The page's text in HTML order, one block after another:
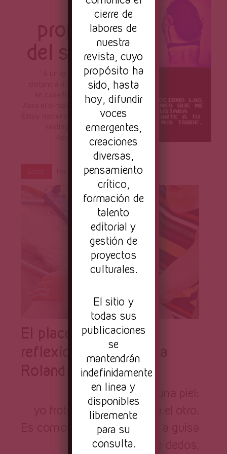
Página
A
propósito
del sexting
A un querido amigo en la
distancia 4:26 pm Estoy sola
en casa frente a mi lap top.
Abro el e-mail y escribo. “Hola.
Estoy haciendo una nota sobre
sexting. ¿Me ayudarías?
Adjunto una foto […]
Primera Página Dic 2, 2016
El placer del texto:
reflexiones en torno a
Roland Barthes
El lenguaje es una piel:
yo froto mi lengua contra el otro.
Es como si tuviera palabras a guisa
cierre de
labores de
nuestra
revista, cuyo
propósito ha
sido, hasta
hoy, difundir
voces
emergentes,
creaciones
diversas,
pensamiento
crítico,
formación de
talento
editorial y
gestión de
proyectos
culturales.
El sitio y
todas sus
publicaciones
se
mantendrán
indefinidamente
en linea y
disponibles
libremente
para su
consulta.